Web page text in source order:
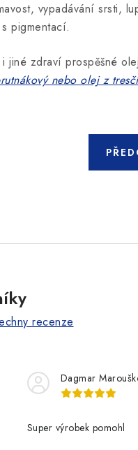
vypadávání srsti,
pigmentací.
jiné zdraví prospěšné
nebo olej z
recenze
Dagmar
Super výrobek pomohl